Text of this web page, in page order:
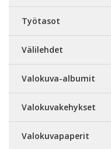
Työtasot
Välilehdet
Valokuva-albumit
Valokuvakehykset
Valokuvapaperit